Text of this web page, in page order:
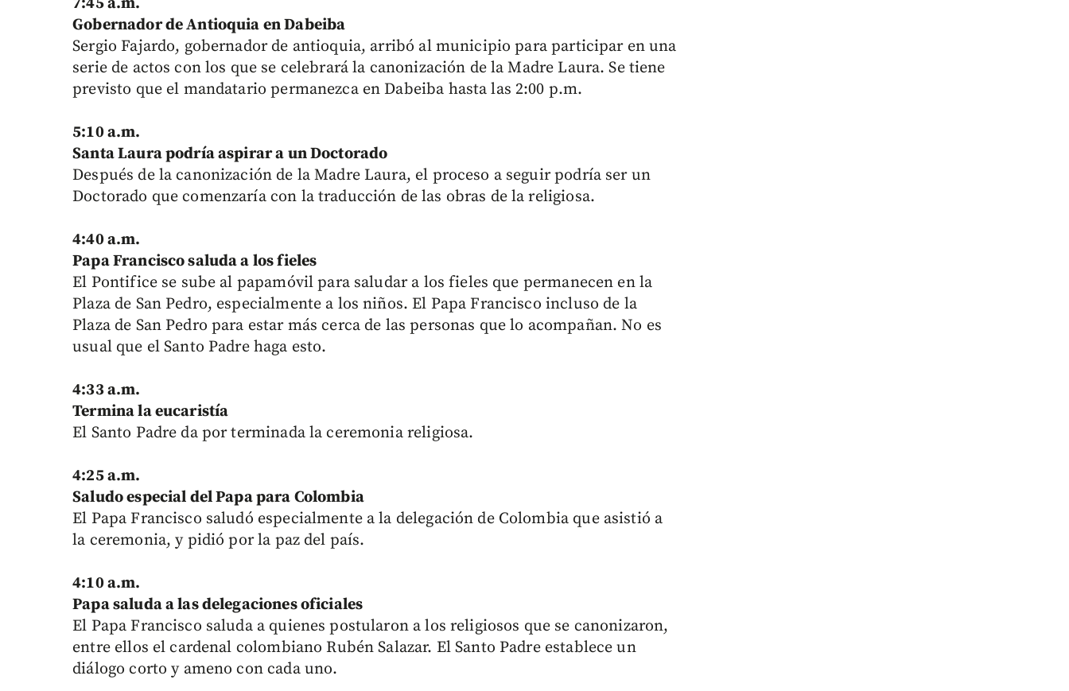
Gobernador de Antioquia en Dabeiba
Sergio Fajardo, gobernador de antioquia, arribó al municipio para participar en una
serie de actos con los que se celebrará la canonización de la Madre Laura. Se tiene
previsto que el mandatario permanezca en Dabeiba hasta las 2:00 p.m.
5:10 a.m.
Santa Laura podría aspirar a un Doctorado
Después de la canonización de la Madre Laura, el proceso a seguir podría ser un
Doctorado que comenzaría con la traducción de las obras de la religiosa.
4:40 a.m.
Papa Francisco saluda a los fieles
El Pontifice se sube al papamóvil para saludar a los fieles que permanecen en la
Plaza de San Pedro, especialmente a los niños. El Papa Francisco incluso de la
Plaza de San Pedro para estar más cerca de las personas que lo acompañan. No es
usual que el Santo Padre haga esto.
4:33 a.m.
Termina la eucaristía
El Santo Padre da por terminada la ceremonia religiosa.
4:25 a.m.
Saludo especial del Papa para Colombia
El Papa Francisco saludó especialmente a la delegación de Colombia que asistió a
la ceremonia, y pidió por la paz del país.
4:10 a.m.
Papa saluda a las delegaciones oficiales
El Papa Francisco saluda a quienes postularon a los religiosos que se canonizaron,
entre ellos el cardenal colombiano Rubén Salazar. El Santo Padre establece un
diálogo corto y ameno con cada uno.